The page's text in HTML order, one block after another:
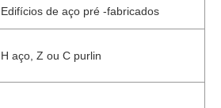
Edifícios de aço pré -fabricados
H aço, Z ou C purlin